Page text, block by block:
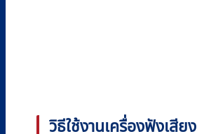
วิธีใช้งานเครื่องฟังเสี